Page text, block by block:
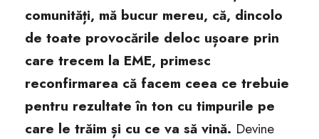
comunități, mă bucur mereu, că, dincolo
de toate provocările deloc ușoare prin
care trecem la EME, primesc
reconfirmarea că facem ceea ce trebuie
pentru rezultate în ton cu timpurile pe
care le trăim și cu ce va să vină. Devine